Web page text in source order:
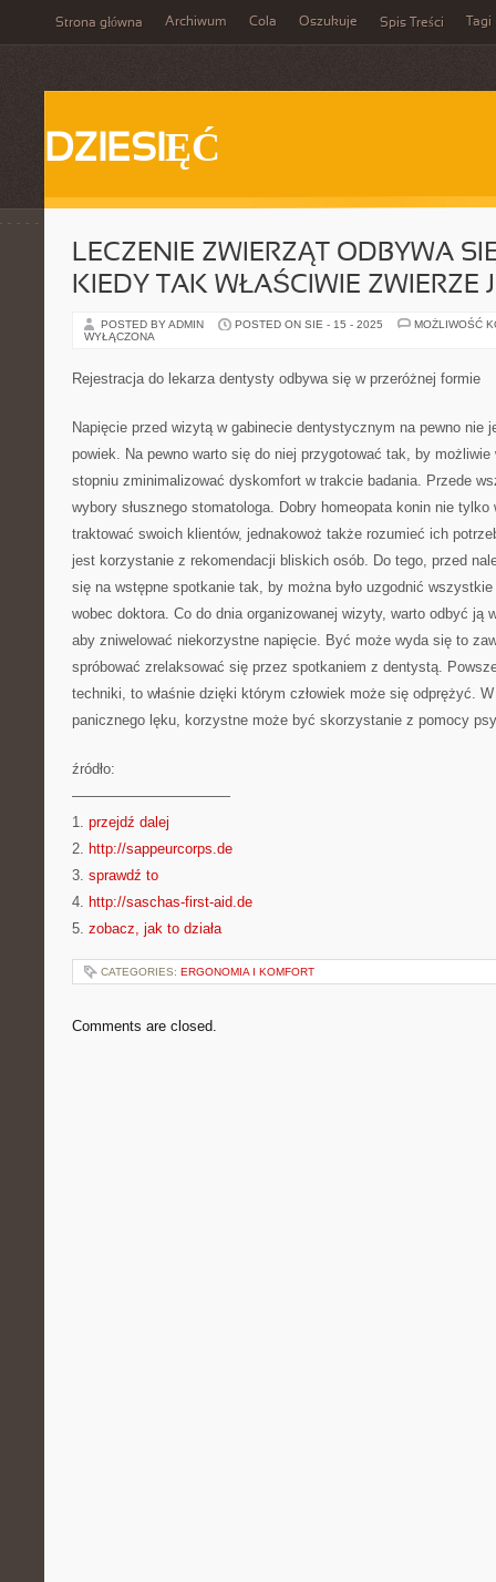
Strona główna Archiwum Cola Oszukuje Spis Treści Tagi
DZIESIĘĆ
LECZENIE ZWIERZĄT ODBYWA
KIEDY TAK WŁAŚCIWIE ZWIERZE
POSTED BY ADMIN POSTED ON SIE - 15 - 2025
MOŻLIWOŚĆ
WYŁĄCZONA
Rejestracja do lekarza dentysty odbywa się w przeróżnej formie
Napięcie przed wizytą w gabinecie dentystycznym na pewno nie
powiek. Na pewno warto się do niej przygotować tak, by
stopniu zminimalizować dyskomfort w trakcie badania. Przede
wybory słusznego stomatologa. Dobry homeopata konin nie
traktować swoich klientów, jednakowoż także rozumieć ich
jest korzystanie z rekomendacji bliskich osób. Do tego, przed
się na wstępne spotkanie tak, by można było uzgodnić
wobec doktora. Co do dnia organizowanej wizyty, warto odbyć ją
aby zniwelować niekorzystne napięcie. Być może wyda się to
spróbować zrelaksować się przez spotkaniem z dentystą.
techniki, to właśnie dzięki którym człowiek może się odprężyć.
panicznego lęku, korzystne może być skorzystanie z pomocy
źródło:
———————————
1. przejdź dalej
2. http://sappeurcorps.de
3. sprawdź to
4. http://saschas-first-aid.de
5. zobacz, jak to działa
CATEGORIES: ERGONOMIA I KOMFORT
Comments are closed.